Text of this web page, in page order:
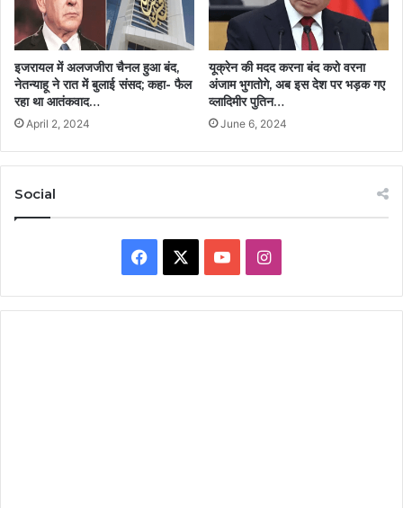
इजरायल में अलजजीरा चैनल हुआ बंद,
नेतन्याहू ने रात में बुलाई संसद; कहा- फैल
रहा था आतंकवाद…
April 2, 2024
यूक्रेन की मदद करना बंद करो वरना
अंजाम भुगतोगे, अब इस देश पर भड़क गए
व्लादिमीर पुतिन…
June 6, 2024
Social
Facebook YouTubeInstagram